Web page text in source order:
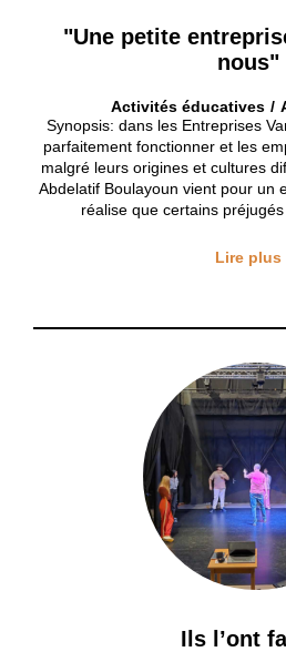
"Une petite
nous"
Activités éducatives
Synopsis: dans les Entreprises
parfaitement fonctionner et les
malgré leurs origines et cultures
Abdelatif Boulayoun vient pour un
réalise que certains préjugés
Lire plus
Ils l’ont